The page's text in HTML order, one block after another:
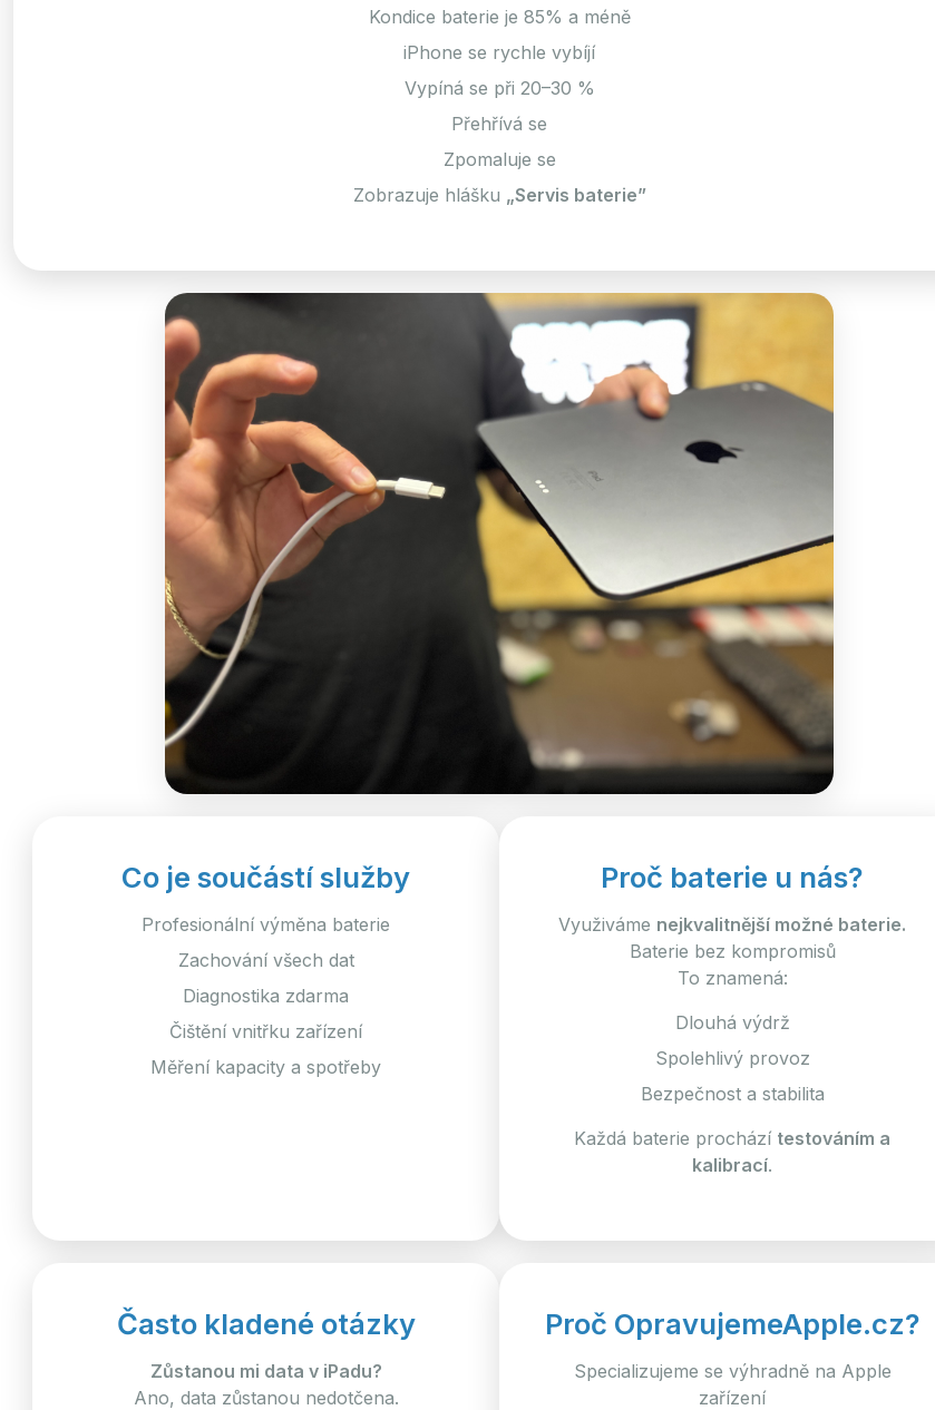
Kondice baterie je 85% a méně
iPhone se rychle vybíjí
Vypíná se při 20–30 %
Přehřívá se
Zpomaluje se
Zobrazuje hlášku „Servis baterie”
Co je součástí služby
Profesionální výměna baterie
Zachování všech dat
Diagnostika zdarma
Čištění vnitřku zařízení
Měření kapacity a spotřeby
Proč baterie u nás?
Využiváme nejkvalitnější možné baterie.
Baterie bez kompromisů
To znamená:
Dlouhá výdrž
Spolehlivý provoz
Bezpečnost a stabilita
Každá baterie prochází testováním a
kalibrací.
Často kladené otázky
Zůstanou mi data v iPadu?
Ano, data zůstanou nedotčena.
Proč OpravujemeApple.cz?
Specializujeme se výhradně na Apple
zařízení